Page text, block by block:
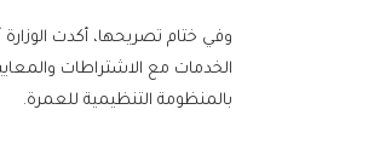
وفي ختام تصريحها، أكدت
الخدمات مع الاشتراطات
بالمنظومة التنظيمية للعمرة.